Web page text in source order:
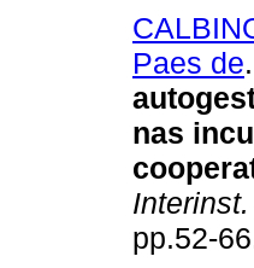
Paes de.
nas
pp.52-